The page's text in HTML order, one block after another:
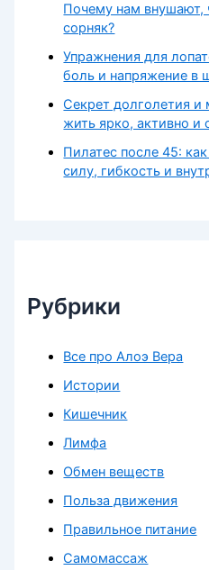
Почему нам внушают,
сорняк?
Упражнения для
боль и напряжение в
Секрет долголетия и
жить ярко, активно
Пилатес после 45:
силу, гибкость и
Рубрики
Все про Алоэ Вера
Истории
Кишечник
Лимфа
Обмен веществ
Польза движения
Правильное питание
Самомассаж